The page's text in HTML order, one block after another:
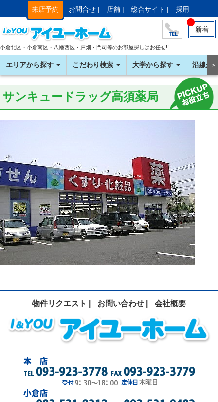
来店予約 お問合せ | 店舗 | 総合サイト | 採用
新着
小倉北区・小倉南区・八幡西区・戸畑・門司等のお部屋探しはお任せ!!
エリアから探す こだわり検索 大学から探す 沿線か＞
サンキュードラッグ高須薬局
物件リクエスト | お問い合わせ | 会社概要